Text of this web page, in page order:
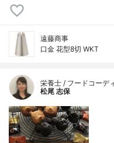
遠藤商事
口金 花型8切 WKT
栄養士 / フードコーデ
松尾 志保